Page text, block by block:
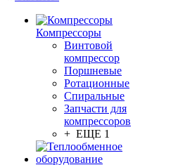
Компрессоры
Винтовой
компрессор
Поршневые
Ротационные
Спиральные
Запчасти для
компрессоров
+ ЕЩЕ 1